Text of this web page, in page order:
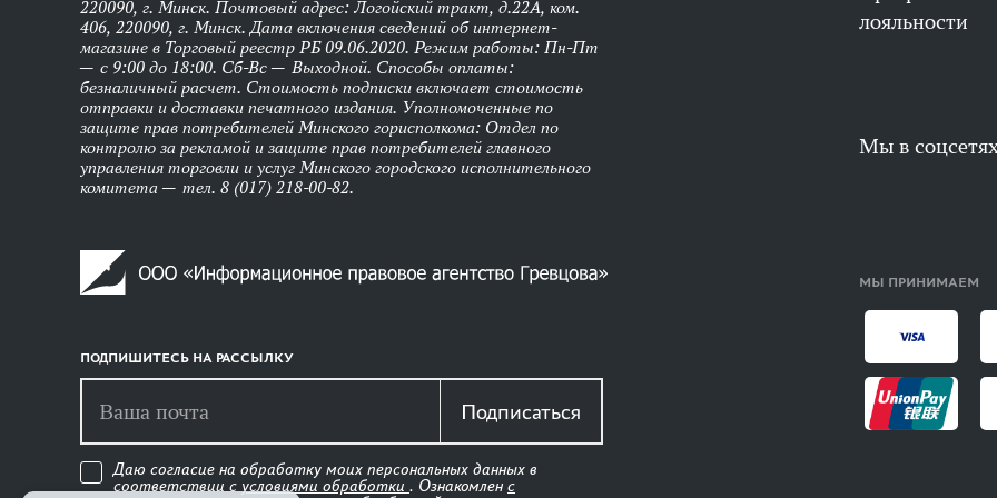
220090, г. Минск. Почтовый адрес: Логойский тракт, д.22А, ком.
406, 220090, г. Минск. Дата включения сведений об интернет-
магазине в Торговый реестр РБ 09.06.2020. Режим работы: Пн-Пт
— с 9:00 до 18:00. Сб-Вс — Выходной. Способы оплаты:
безналичный расчет. Стоимость подписки включает стоимость
отправки и доставки печатного издания. Уполномоченные по
защите прав потребителей Минского горисполкома: Отдел по
контролю за рекламой и защите прав потребителей главного
управления торговли и услуг Минского городского исполнительного
комитета — тел. 8 (017) 218-00-82.
ПОДПИШИТЕСЬ НА РАССЫЛКУ
Подписаться
Даю согласие на обработку моих персональных данных в
соответствии с условиями обработки . Ознакомлен с
лояльности
Мы в
МЫ ПРИНИМАЕМ